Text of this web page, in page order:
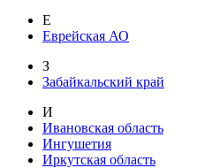
Е
Еврейская АО
З
Забайкальский край
И
Ивановская область
Ингушетия
Иркутская область